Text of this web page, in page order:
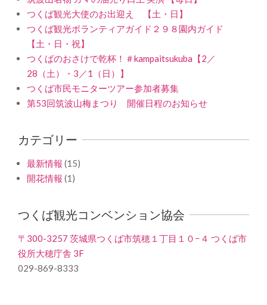
つくば観光大使のお出迎え 【土・日】
つくば観光ボランティアガイド２９８園内ガイド
【土・日・祝】
つくばのおさけで乾杯！＃kampaitsukuba【2／
28（土）・3／1（日）】
つくば市民モニターツアー参加者募集
第53回筑波山梅まつり 開催日程のお知らせ
カテゴリー
最新情報 (15)
開花情報 (1)
つくば観光コンベンション協会
〒300-3257 茨城県つくば市筑穂１丁目１０−４ つくば市
役所大穂庁舎 3F
029-869-8333